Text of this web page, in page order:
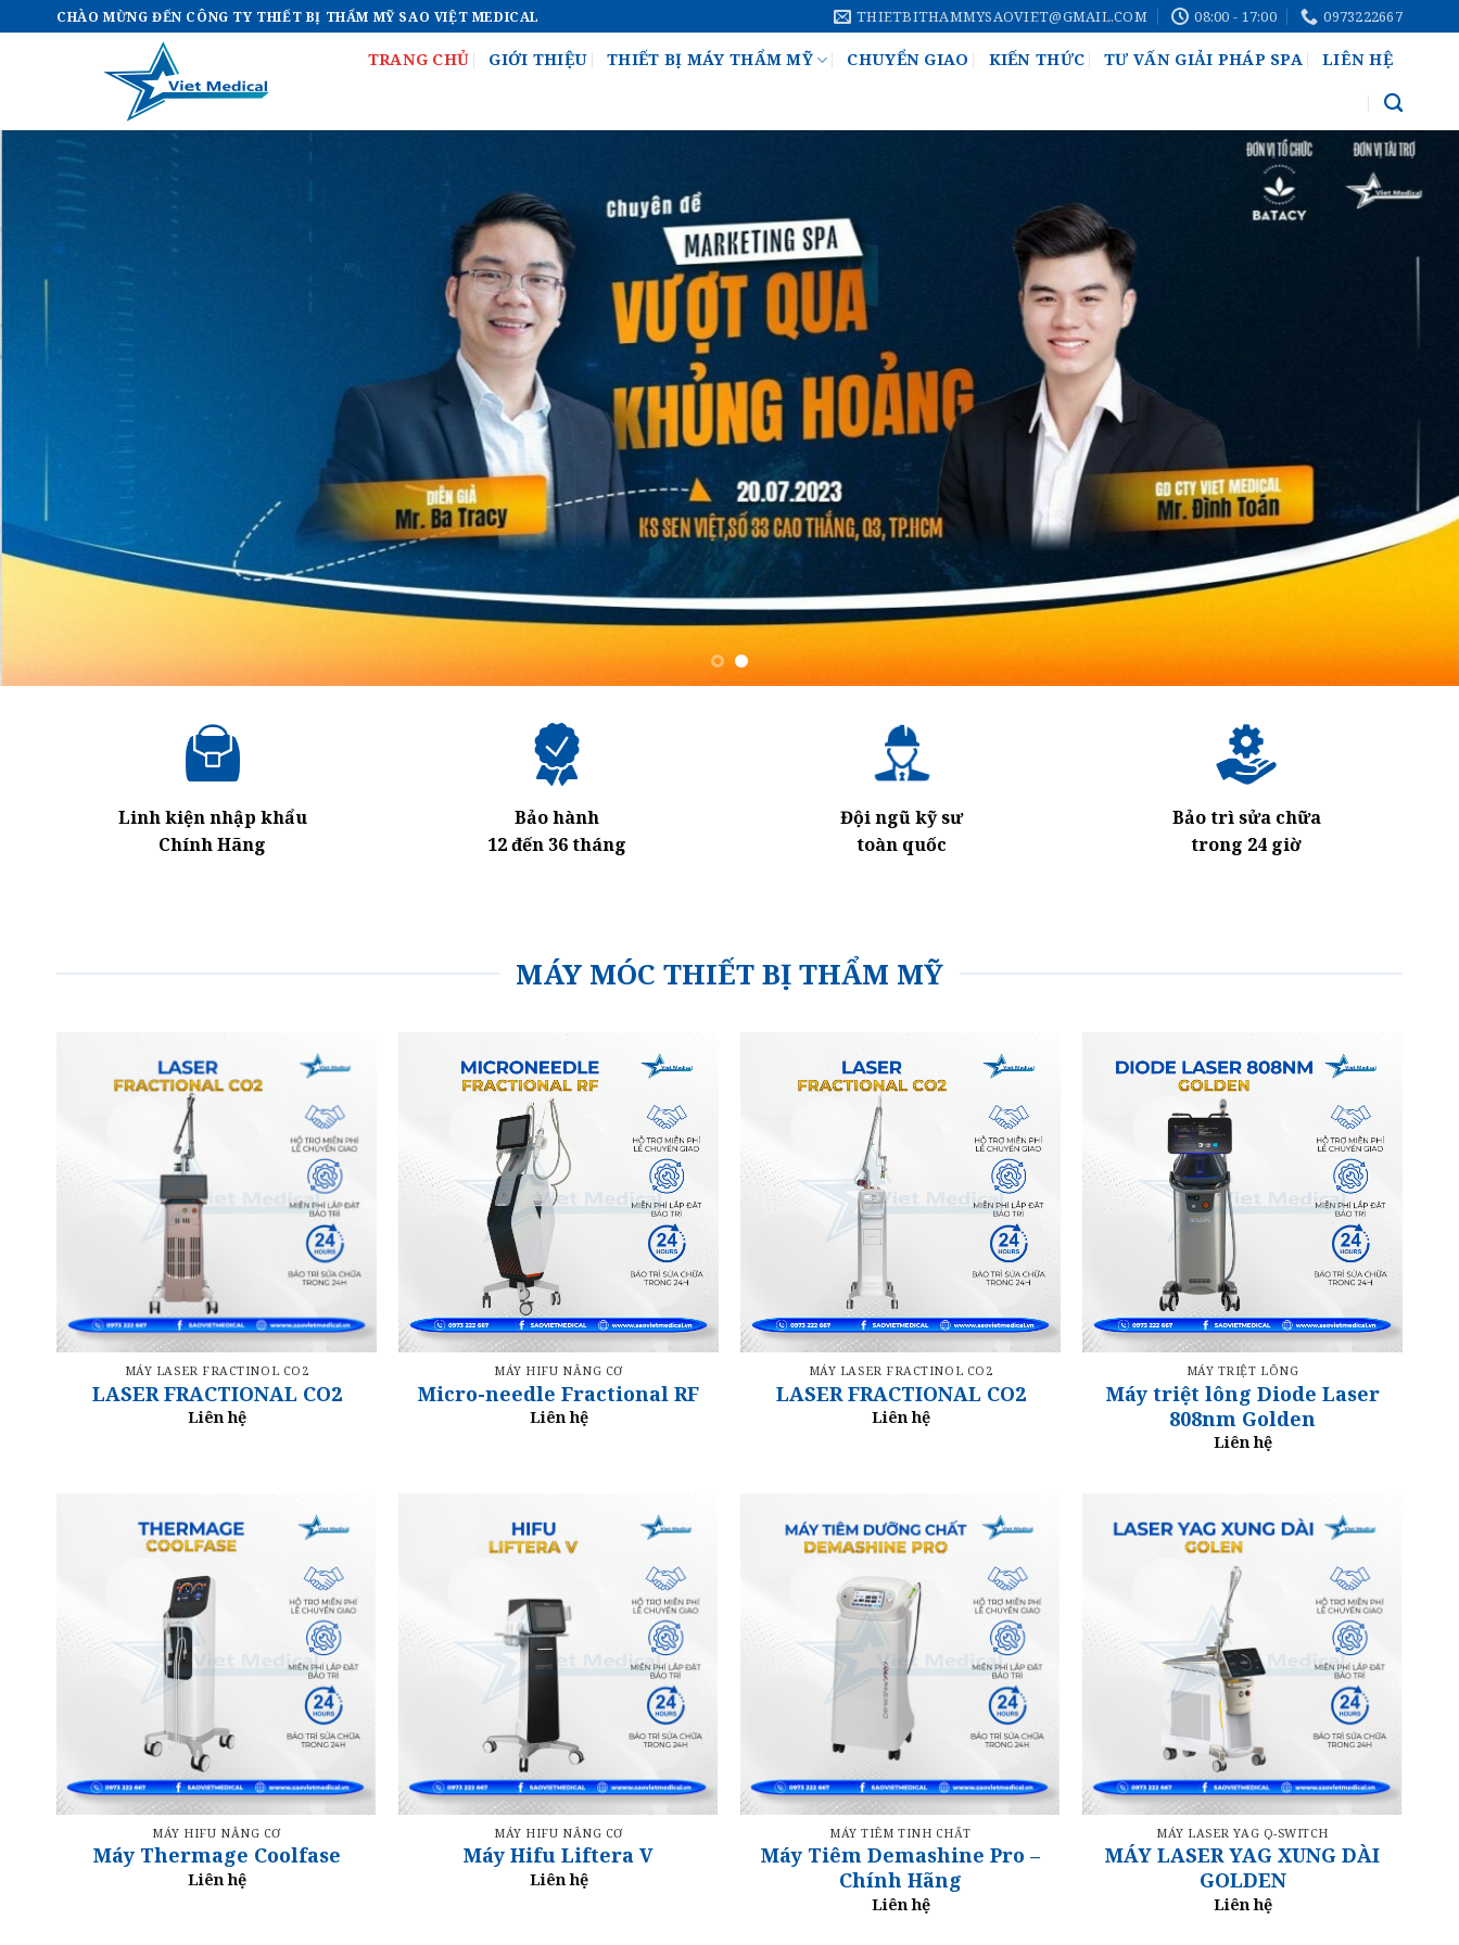
qua
CHÀO MỪNG ĐẾN CÔNG TY THIẾT BỊ THẨM MỸ SAO VIỆT MEDICAL THIETBITHAMMYSAOVIET@GMAIL.COM 08:00 - 17:00 0973222667
TRANG CHỦ GIỚI THIỆU THIẾT BỊ MÁY THẨM MỸ CHUYỂN GIAO KIẾN THỨC TƯ VẤN GIẢI PHÁP SPA LIÊN HỆ
Linh kiện nhập khẩu
Chính Hãng
Bảo hành
12 đến 36 tháng
Đội ngũ kỹ sư
toàn quốc
Bảo trì sửa chữa
trong 24 giờ
MÁY MÓC THIẾT BỊ THẨM MỸ
MÁY LASER FRACTINOL CO2
LASER FRACTIONAL CO2
Liên hệ
MÁY HIFU NÂNG CƠ
Micro-needle Fractional RF
Liên hệ
MÁY LASER FRACTINOL CO2
LASER FRACTIONAL CO2
Liên hệ
MÁY TRIỆT LÔNG
Máy triệt lông Diode Laser
808nm Golden
Liên hệ
MÁY HIFU NÂNG CƠ
Máy Thermage Coolfase
Liên hệ
MÁY HIFU NÂNG CƠ
Máy Hifu Liftera V
Liên hệ
MÁY TIÊM TINH CHẤT
Máy Tiêm Demashine Pro –
Chính Hãng
Liên hệ
MÁY LASER YAG Q-SWITCH
MÁY LASER YAG XUNG DÀI
GOLDEN
Liên hệ